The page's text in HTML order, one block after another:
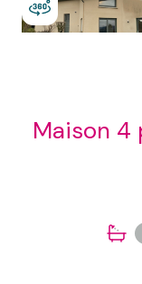
Maison 4 pièce(s) 3 chambre(s)